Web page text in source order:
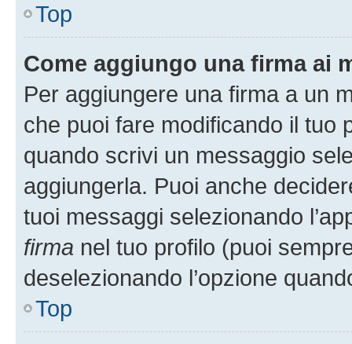
Top
Come aggiungo una firma ai
Per aggiungere una firma a un
che puoi fare modificando il tuo
quando scrivi un messaggio
aggiungerla. Puoi anche
tuoi messaggi selezionando
firma nel tuo profilo (puoi
deselezionando l’opzione
Top